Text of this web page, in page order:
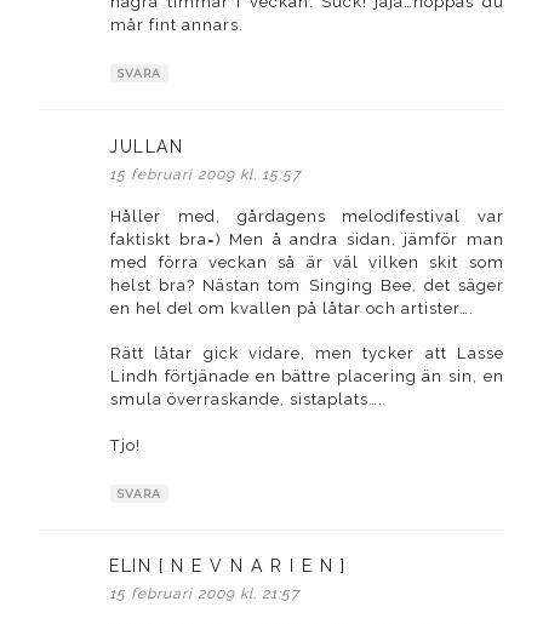
mår fint annars.
SVARA
JULLAN
15 februari 2009 kl. 15:57
Håller med, gårdagens melodifestival var
faktiskt bra=) Men å andra sidan, jämför man
med förra veckan så är väl vilken skit som
helst bra? Nästan tom Singing Bee, det säger
en hel del om kvallen på låtar och artister….
Rätt låtar gick vidare, men tycker att Lasse
Lindh förtjänade en bättre placering än sin, en
smula överraskande, sistaplats….
Tjo!
SVARA
ELIN [ N E V N A R I E N ]
15 februari 2009 kl. 21:57